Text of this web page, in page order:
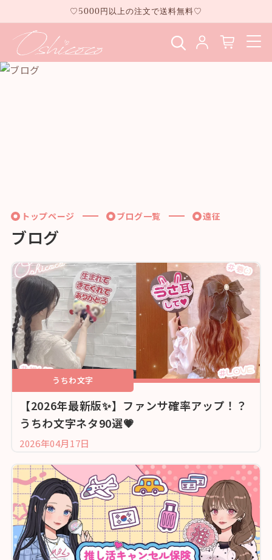
進む
♡5000円以上の注文で送料無料♡
トップページ ブログ一覧 遠征
ブログ
うちわ文字
【2026年最新版✨】ファンサ確率アップ！？
うちわ文字ネタ90選💗
2026年04月17日